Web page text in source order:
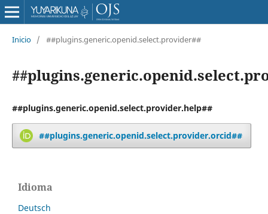
Inicio / ##plugins.generic.openid.select.provider##
##plugins.generic.openid.select.provider.help##
##plugins.generic.openid.select.provider.orcid##
Idioma
Deutsch